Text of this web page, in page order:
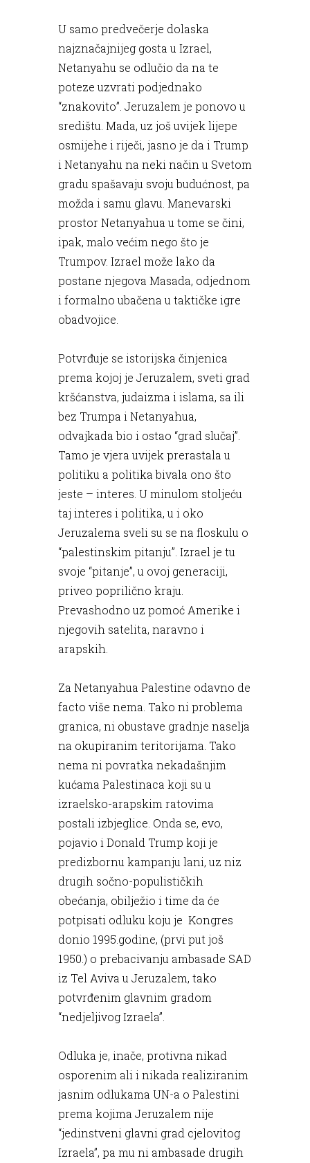
U samo predvečerje dolaska
najznačajnijeg gosta u Izrael,
Netanyahu se odlučio da na te
poteze uzvrati podjednako
“znakovito”. Jeruzalem je ponovo u
središtu. Mada, uz još uvijek lijepe
osmijehe i riječi, jasno je da i Trump
i Netanyahu na neki način u Svetom
gradu spašavaju svoju budućnost, pa
možda i samu glavu. Manevarski
prostor Netanyahua u tome se čini,
ipak, malo većim nego što je
Trumpov. Izrael može lako da
postane njegova Masada, odjednom
i formalno ubačena u taktičke igre
obadvojice.
Potvrđuje se istorijska činjenica
prema kojoj je Jeruzalem, sveti grad
kršćanstva, judaizma i islama, sa ili
bez Trumpa i Netanyahua,
odvajkada bio i ostao “grad slučaj”.
Tamo je vjera uvijek prerastala u
politiku a politika bivala ono što
jeste – interes. U minulom stoljeću
taj interes i politika, u i oko
Jeruzalema sveli su se na floskulu o
“palestinskim pitanju”. Izrael je tu
svoje “pitanje”, u ovoj generaciji,
priveo poprilično kraju.
Prevashodno uz pomoć Amerike i
njegovih satelita, naravno i
arapskih.
Za Netanyahua Palestine odavno de
facto više nema. Tako ni problema
granica, ni obustave gradnje naselja
na okupiranim teritorijama. Tako
nema ni povratka nekadašnjim
kućama Palestinaca koji su u
izraelsko-arapskim ratovima
postali izbjeglice. Onda se, evo,
pojavio i Donald Trump koji je
predizbornu kampanju lani, uz niz
drugih sočno-populističkih
obećanja, obilježio i time da će
potpisati odluku koju je Kongres
donio 1995.godine, (prvi put još
1950.) o prebacivanju ambasade SAD
iz Tel Aviva u Jeruzalem, tako
potvrđenim glavnim gradom
“nedjeljivog Izraela”.
Odluka je, inače, protivna nikad
osporenim ali i nikada realiziranim
jasnim odlukama UN-a o Palestini
prema kojima Jeruzalem nije
“jedinstveni glavni grad cjelovitog
Izraela”, pa mu ni ambasade drugih